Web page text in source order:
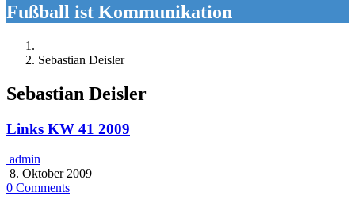
Fußball ist Kommunikation
Sebastian Deisler
Sebastian Deisler
Links KW 41 2009
admin
8. Oktober 2009
0 Comments